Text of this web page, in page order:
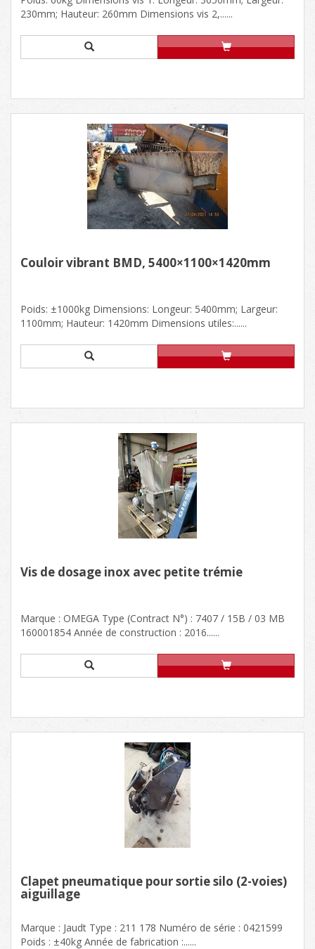
230mm; Hauteur: 260mm Dimensions vis 2,......
Couloir vibrant BMD, 5400×1100×1420mm
Poids: ±1000kg Dimensions: Longeur: 5400mm; Largeur:
1100mm; Hauteur: 1420mm Dimensions utiles:......
Vis de dosage inox avec petite trémie
Marque : OMEGA Type (Contract N°) : 7407 / 15B / 03 MB
160001854 Année de construction : 2016......
Clapet pneumatique pour sortie silo (2-voies)
aiguillage
Marque : Jaudt Type : 211 178 Numéro de série : 0421599
Poids : ±40kg Année de fabrication :......